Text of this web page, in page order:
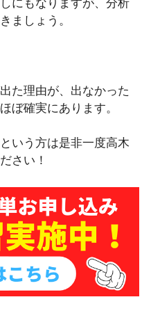
ましょう。
た理由が、出なかった
ぼ確実にあります。
いう方は是非一度高木
さい！